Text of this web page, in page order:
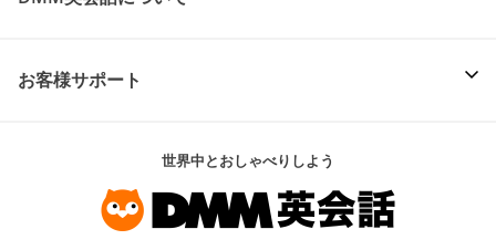
お客様サポート
世界中とおしゃべりしよう